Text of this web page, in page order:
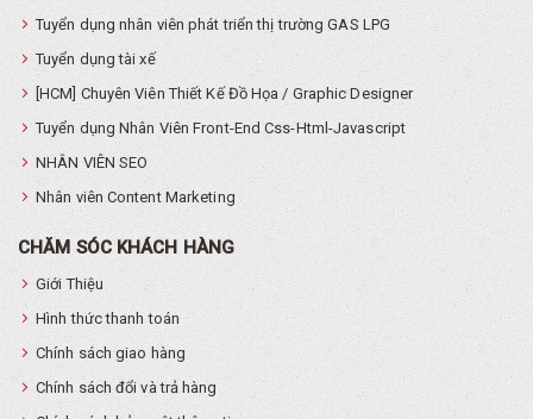
Tuyển dụng nhân viên phát triển thị trường GAS LPG
Tuyển dụng tài xế
[HCM] Chuyên Viên Thiết Kế Đồ Họa / Graphic Designer
Tuyển dụng Nhân Viên Front-End Css-Html-Javascript
NHÂN VIÊN SEO
Nhân viên Content Marketing
CHĂM SÓC KHÁCH HÀNG
Giới Thiệu
Hình thức thanh toán
Chính sách giao hàng
Chính sách đổi và trả hàng